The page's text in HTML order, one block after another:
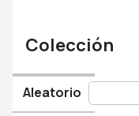
Colección
Aleatorio